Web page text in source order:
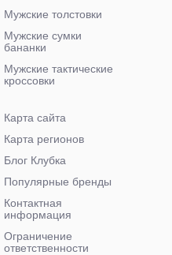
Мужские толстовки
Мужские сумки
бананки
Мужские тактические
кроссовки
Карта сайта
Карта регионов
Блог Клубка
Популярные бренды
Контактная
информация
Ограничение
ответственности